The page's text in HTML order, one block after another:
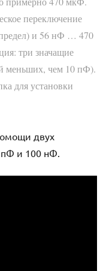
переключение
и 56 нФ … 470
три значащие
меньших, чем 10 пФ).
для установки
двух
пФ и 100 нФ.